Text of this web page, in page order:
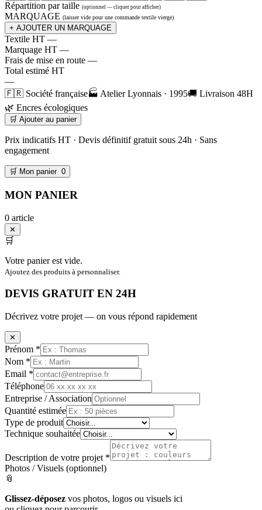
Répartition par taille (optionnel — cliquer pour afficher)
MARQUAGE (laisser vide pour une commande textile vierge)
+ AJOUTER UN MARQUAGE
Textile HT —
Marquage HT —
Frais de mise en route —
Total estimé HT
—
🇫🇷 Société française🏭 Atelier Lyonnais · 1995🚚 Livraison 48H
🌿 Encres écologiques
🛒 Ajouter au panier
Prix indicatifs HT · Devis définitif gratuit sous 24h · Sans
engagement
🛒 Mon panier 0
MON PANIER
0 article
✕
🛒
Votre panier est vide.
Ajoutez des produits à personnaliser.
DEVIS GRATUIT EN 24H
Décrivez votre projet — on vous répond rapidement
✕
Prénom *
Nom *
Email *
Téléphone
Entreprise / Association
Quantité estimée
Type de produit
Technique souhaitée
Description de votre projet *
Photos / Visuels (optionnel)
📎
Glissez-déposez vos photos, logos ou visuels ici